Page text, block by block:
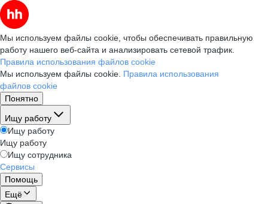
Мы используем файлы cookie, чтобы обеспечивать правильную
работу нашего веб-сайта и анализировать сетевой трафик.
Правила использования файлов cookie
Мы используем файлы cookie. Правила использования
файлов cookie
Понятно
Ищу работу
Ищу работу
Ищу работу
Ищу сотрудника
Сервисы
Помощь
Ещё